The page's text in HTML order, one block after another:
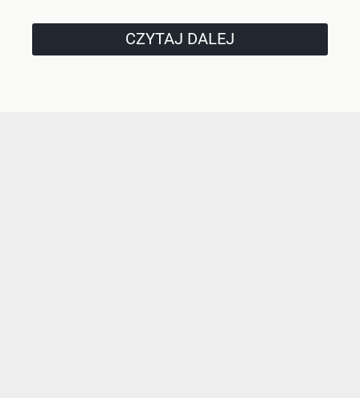
CZYTAJ DALEJ